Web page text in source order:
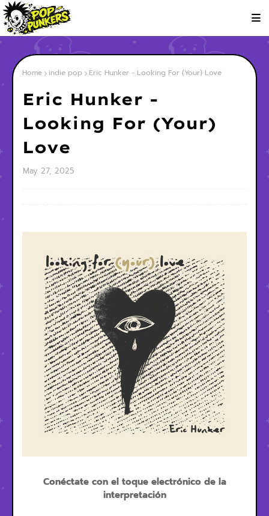
Home indie pop Eric Hunker - Looking For (Your) Love
Eric Hunker -
Looking For (Your)
Love
May 27, 2025
Conéctate con el toque electrónico de la
interpretación